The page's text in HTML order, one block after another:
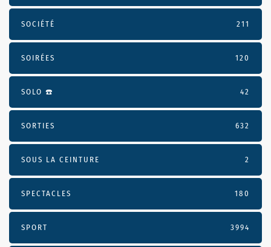
SOCIÉTÉ 211
SOIRÉES 120
SOLO ☎️ 42
SORTIES 632
SOUS LA CEINTURE 2
SPECTACLES 180
SPORT 3994